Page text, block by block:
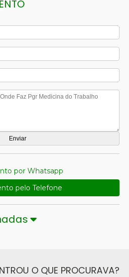
por Whatsapp
pelo Telefone
O QUE PROCURAVA?